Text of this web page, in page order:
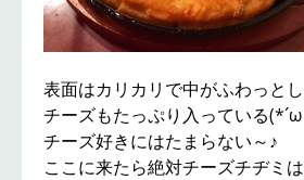
表面はカリカリで中がふわっとし
チーズもたっぷり入っている
チーズ好きにはたまらない～♪
ここに来たら絶対チーズチヂミ